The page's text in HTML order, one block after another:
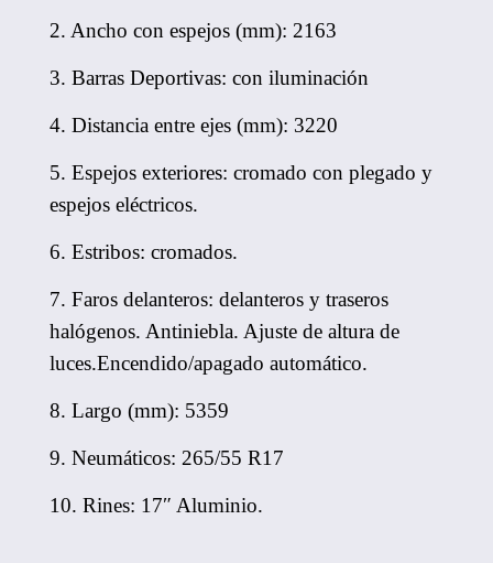
2. Ancho con espejos (mm): 2163
3. Barras Deportivas: con iluminación
4. Distancia entre ejes (mm): 3220
5. Espejos exteriores: cromado con plegado y
espejos eléctricos.
6. Estribos: cromados.
7. Faros delanteros: delanteros y traseros
halógenos. Antiniebla. Ajuste de altura de
luces.Encendido/apagado automático.
8. Largo (mm): 5359
9. Neumáticos: 265/55 R17
10. Rines: 17″ Aluminio.